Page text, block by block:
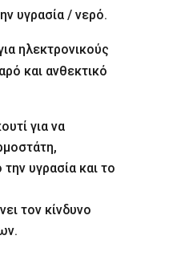
υγρασία / νερό.
ηλεκτρονικούς
και ανθεκτικό
για να
υγρασία και το
τον κίνδυνο